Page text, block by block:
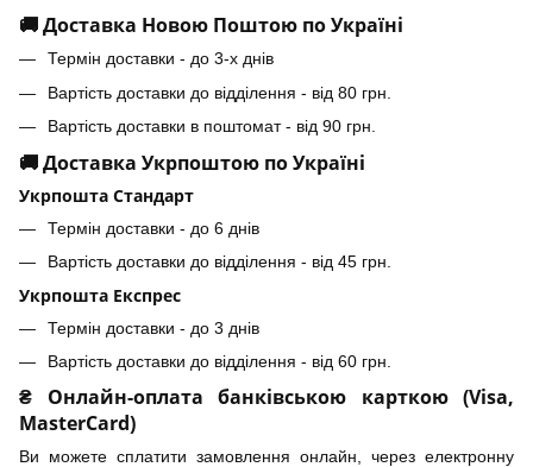
🚚 Доставка Новою Поштою по Україні
Термін доставки - до 3-х днів
Вартість доставки до відділення - від 80 грн.
Вартість доставки в поштомат - від 90 грн.
🚚 Доставка Укрпоштою по Україні
Укрпошта Стандарт
Термін доставки - до 6 днів
Вартість доставки до відділення - від 45 грн.
Укрпошта Експрес
Термін доставки - до 3 днів
Вартість доставки до відділення - від 60 грн.
₴ Онлайн-оплата банківською карткою (Visa,
MasterCard)
Ви можете сплатити замовлення онлайн, через електронну